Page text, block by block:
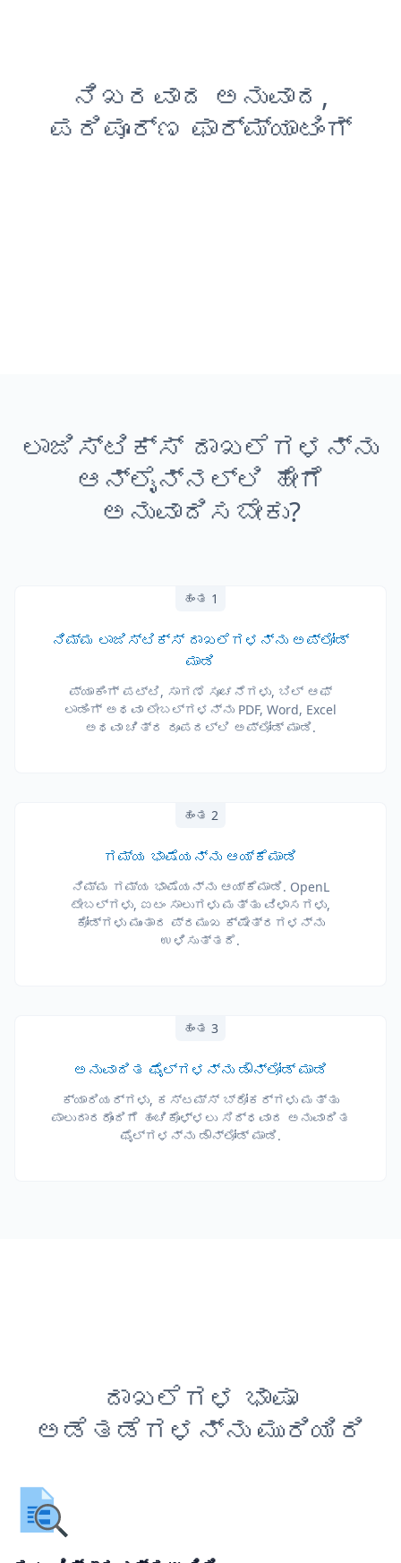
ನಿಖರವಾದ ಅನುವಾದ,
ಪರಿಪೂರ್ಣ ಫಾರ್ಮ್ಯಾಟಿಂಗ್
ಲಾಜಿಸ್ಟಿಕ್ಸ್ ದಾಖಲೆಗಳನ್ನು
ಆನ್‌ಲೈನ್‌ನಲ್ಲಿ ಹೇಗೆ
ಅನುವಾದಿಸಬೇಕು?
ಹಂತ 1
ನಿಮ್ಮ ಲಾಜಿಸ್ಟಿಕ್ಸ್ ದಾಖಲೆಗಳನ್ನು ಅಪ್‌ಲೋಡ್
ಮಾಡಿ
ಪ್ಯಾಕಿಂಗ್ ಪಟ್ಟಿ, ಸಾಗಣೆ ಸೂಚನೆಗಳು, ಬಿಲ್ ಆಫ್
ಲಾಡಿಂಗ್ ಅಥವಾ ಲೇಬಲ್‌ಗಳನ್ನು PDF, Word, Excel
ಅಥವಾ ಚಿತ್ರ ರೂಪದಲ್ಲಿ ಅಪ್‌ಲೋಡ್ ಮಾಡಿ.
ಹಂತ 2
ಗಮ್ಯ ಭಾಷೆಯನ್ನು ಆಯ್ಕೆಮಾಡಿ
ನಿಮ್ಮ ಗಮ್ಯ ಭಾಷೆಯನ್ನು ಆಯ್ಕೆಮಾಡಿ. OpenL
ಟೇಬಲ್‌ಗಳು, ಐಟಂ ಸಾಲುಗಳು ಮತ್ತು ವಿಳಾಸಗಳು,
ಕೋಡ್‌ಗಳು ಮುಂತಾದ ಪ್ರಮುಖ ಕ್ಷೇತ್ರಗಳನ್ನು
ಉಳಿಸುತ್ತದೆ.
ಹಂತ 3
ಅನುವಾದಿತ ಫೈಲ್‌ಗಳನ್ನು ಡೌನ್‌ಲೋಡ್ ಮಾಡಿ
ಕ್ಯಾರಿಯರ್‌ಗಳು, ಕಸ್ಟಮ್ಸ್ ಬ್ರೋಕರ್‌ಗಳು ಮತ್ತು
ಪಾಲುದಾರರೊಂದಿಗೆ ಹಂಚಿಕೊಳ್ಳಲು ಸಿದ್ಧವಾದ ಅನುವಾದಿತ
ಫೈಲ್‌ಗಳನ್ನು ಡೌನ್‌ಲೋಡ್ ಮಾಡಿ.
ದಾಖಲೆಗಳ ಭಾಷಾ
ಅಡೆತಡೆಗಳನ್ನು ಮುರಿಯಿರಿ